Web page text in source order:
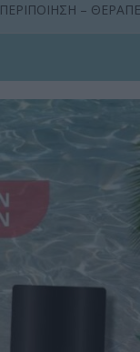
ΠΕΡΙΠΟΙΗΣΗ –